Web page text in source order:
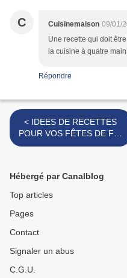
C Cuisinemaison 09/01/
Une recette qui doit
la cuisine à quatre
Répondre
< IDEES DE RECETTES
POUR VOS FÊTES DE FIN
D'ANNEE
Hébergé par Canalblog
Top articles
Pages
Contact
Signaler un abus
C.G.U.